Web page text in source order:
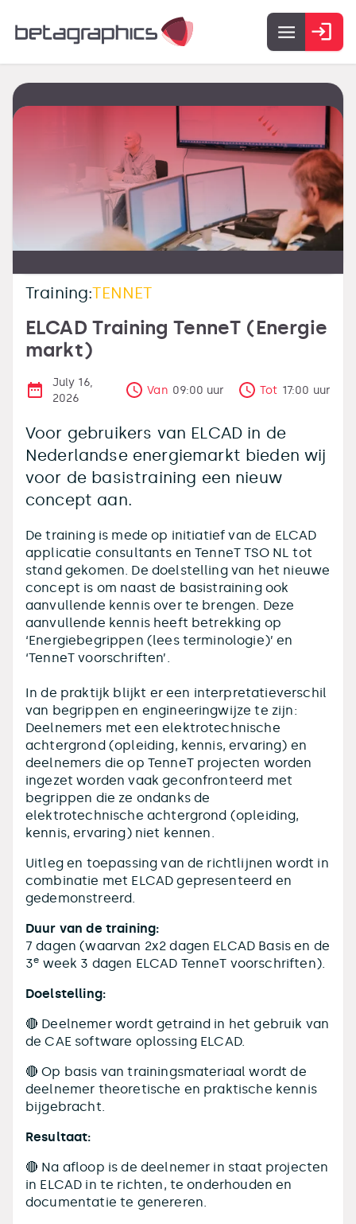
Training:TENNET
ELCAD Training TenneT (Energie
markt)
July 16,
2026
Van 09:00 uur Tot 17:00 uur
Voor gebruikers van ELCAD in de
Nederlandse energiemarkt bieden wij
voor de basistraining een nieuw
concept aan.
De training is mede op initiatief van de ELCAD
applicatie consultants en TenneT TSO NL tot
stand gekomen. De doelstelling van het nieuwe
concept is om naast de basistraining ook
aanvullende kennis over te brengen. Deze
aanvullende kennis heeft betrekking op
‘Energiebegrippen (lees terminologie)’ en
‘TenneT voorschriften’.
In de praktijk blijkt er een interpretatieverschil
van begrippen en engineeringwijze te zijn:
Deelnemers met een elektrotechnische
achtergrond (opleiding, kennis, ervaring) en
deelnemers die op TenneT projecten worden
ingezet worden vaak geconfronteerd met
begrippen die ze ondanks de
elektrotechnische achtergrond (opleiding,
kennis, ervaring) niet kennen.
Uitleg en toepassing van de richtlijnen wordt in
combinatie met ELCAD gepresenteerd en
gedemonstreerd.
Duur van de training:
7 dagen (waarvan 2x2 dagen ELCAD Basis en de
3e week 3 dagen ELCAD TenneT voorschriften).
Doelstelling:
🔴 Deelnemer wordt getraind in het gebruik van
de CAE software oplossing ELCAD.
🔴 Op basis van trainingsmateriaal wordt de
deelnemer theoretische en praktische kennis
bijgebracht.
Resultaat:
🔴 Na afloop is de deelnemer in staat projecten
in ELCAD in te richten, te onderhouden en
documentatie te genereren.